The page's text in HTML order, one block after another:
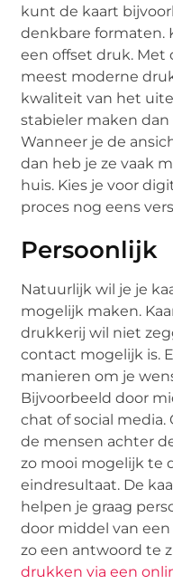
kunt de kaart
denkbare formaten.
een offset druk.
meest moderne
kwaliteit van het
stabieler maken
Wanneer je de
dan heb je ze vaak
huis. Kies je voor
proces nog eens
Persoonlijk
Natuurlijk wil je je
mogelijk maken.
drukkerij wil niet
contact mogelijk is.
manieren om je
Bijvoorbeeld door
chat of social
de mensen achter
zo mooi mogelijk te
eindresultaat. De
helpen je graag
door middel van
zo een antwoord te
drukken via een